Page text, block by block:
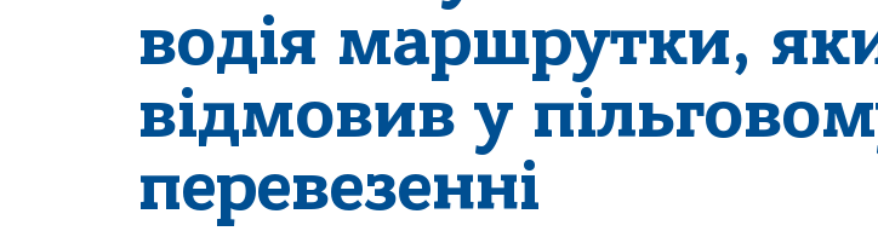
водія маршрутки,
відмовив у
перевезенні